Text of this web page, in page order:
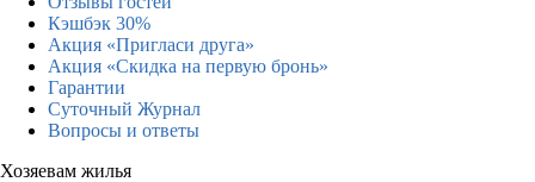
Кэшбэк 30%
Акция «Пригласи друга»
Акция «Скидка на первую бронь»
Гарантии
Суточный Журнал
Вопросы и ответы
Хозяевам жилья